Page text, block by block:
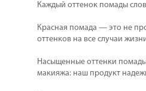
Каждый оттенок помады
Красная помада — это не
оттенков на все случаи
Насыщенные оттенки помады
макияжа: наш продукт